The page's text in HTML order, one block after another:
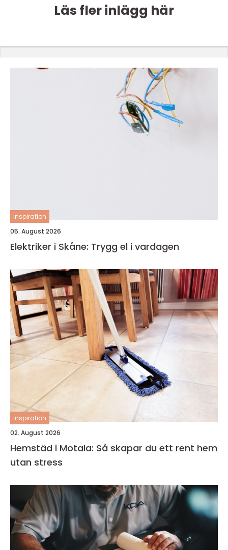
Läs fler inlägg här
inspiration
05. August 2026
Elektriker i Skåne: Trygg el i vardagen
inspiration
02. August 2026
Hemstäd i Motala: Så skapar du ett rent hem
utan stress